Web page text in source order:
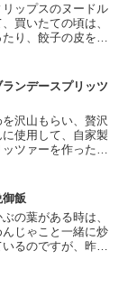
ップスのヌードル
買いたての頃は、
り、餃子の皮を作
いと思い、週末は、
作った中...
ランデースプリッツ
沢山もらい、贅沢
使用して、自家製
ツァーを作ったの
は、もう一瞬にし
、無く...
御飯
の葉がある時は、
じゃこと一緒に炒
るのですが、昨日